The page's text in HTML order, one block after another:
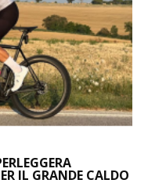
IL GRANDE CALDO